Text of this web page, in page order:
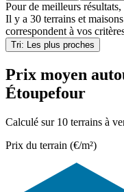
Pour de meilleurs
Il y a 30 terrains et maisons
correspondent à vos
Tri: Les plus proches
Prix moyen
Étoupefour
Calculé sur 10 terrains à
Prix du terrain (€/m²)